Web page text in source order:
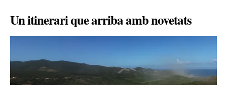
Un itinerari que arriba amb novetats